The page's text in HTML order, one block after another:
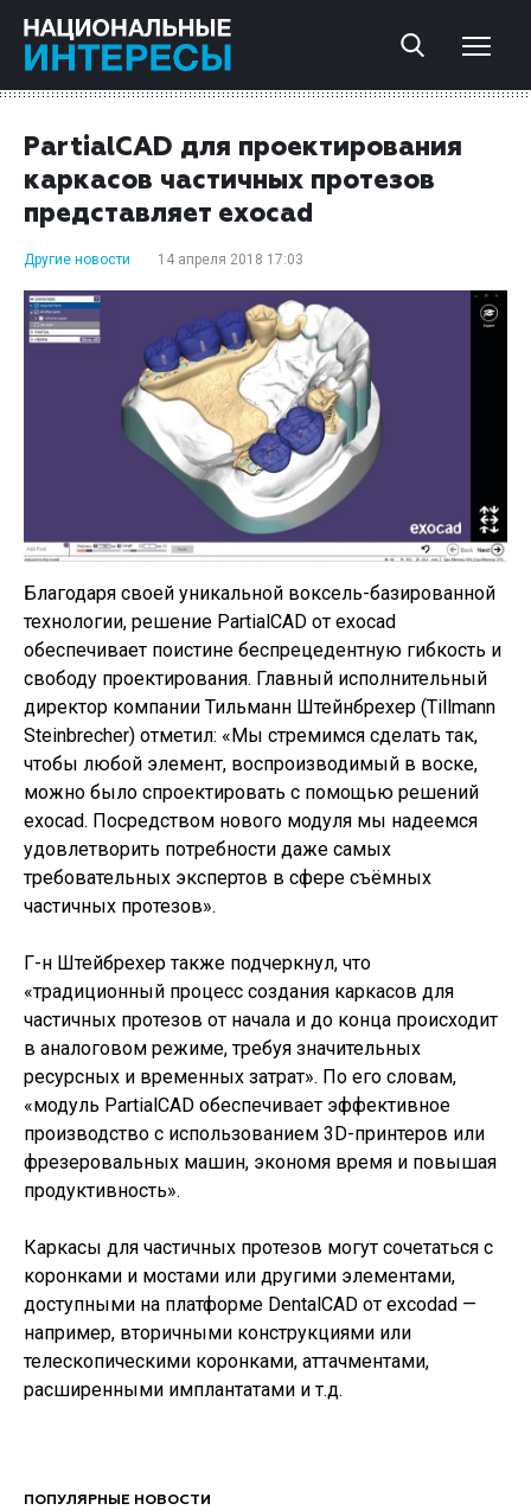
PartialCAD для проектирования
каркасов частичных протезов
представляет exocad
Другие новости 14 апреля 2018 17:03
Благодаря своей уникальной воксель-базированной
технологии, решение PartialCAD от exocad
обеспечивает поистине беспрецедентную гибкость и
свободу проектирования. Главный исполнительный
директор компании Тильманн Штейнбрехер (Tillmann
Steinbrecher) отметил: «Мы стремимся сделать так,
чтобы любой элемент, воспроизводимый в воске,
можно было спроектировать с помощью решений
exocad. Посредством нового модуля мы надеемся
удовлетворить потребности даже самых
требовательных экспертов в сфере съёмных
частичных протезов».
Г-н Штейбрехер также подчеркнул, что
«традиционный процесс cоздания каркасов для
частичных протезов от начала и до конца происходит
в аналоговом режиме, требуя значительных
ресурсных и временных затрат». По его словам,
«модуль PartialCAD обеспечивает эффективное
производство с использованием 3D-принтеров или
фрезеровальных машин, экономя время и повышая
продуктивность».
Каркасы для частичных протезов могут сочетаться с
коронками и мостами или другими элементами,
доступными на платформе DentalCAD от excodad —
например, вторичными конструкциями или
телескопическими коронками, аттачментами,
расширенными имплантатами и т.д.
ПОПУЛЯРНЫЕ НОВОСТИ